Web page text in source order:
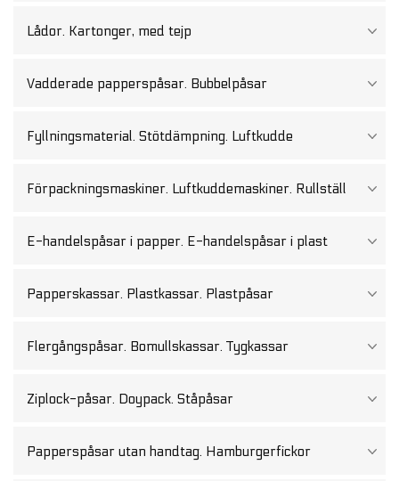
Lådor. Kartonger, med tejp
Vadderade papperspåsar. Bubbelpåsar
Fyllningsmaterial. Stötdämpning. Luftkudde
Förpackningsmaskiner. Luftkuddemaskiner. Rullställ
E-handelspåsar i papper. E-handelspåsar i plast
Papperskassar. Plastkassar. Plastpåsar
Flergångspåsar. Bomullskassar. Tygkassar
Ziplock-påsar. Doypack. Ståpåsar
Papperspåsar utan handtag. Hamburgerfickor
mängd